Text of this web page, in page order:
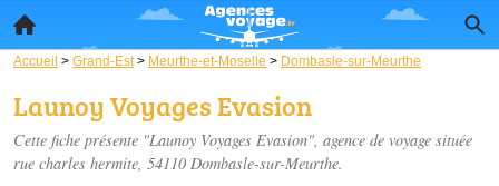
Accueil > Grand-Est > Meurthe-et-Moselle > Dombasle-sur-Meurthe
Launoy Voyages Evasion
Cette fiche présente "Launoy Voyages Evasion", agence de voyage située
rue charles hermite, 54110 Dombasle-sur-Meurthe.